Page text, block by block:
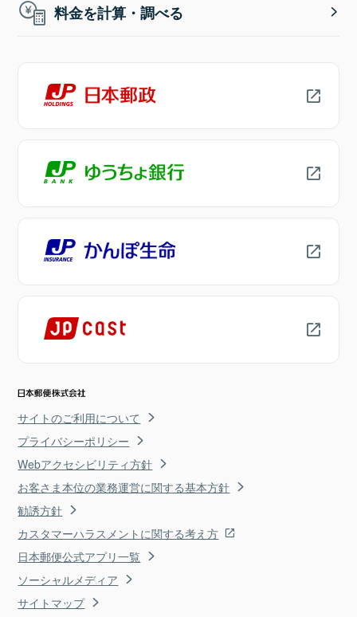
料金を計算・調べる
サイトのご利用について
プライバシーポリシー
Webアクセシビリティ方針
お客さま本位の業務運営に関する基本方針
勧誘方針
カスタマーハラスメントに関する考え方
日本郵便公式アプリ一覧
ソーシャルメディア
サイトマップ